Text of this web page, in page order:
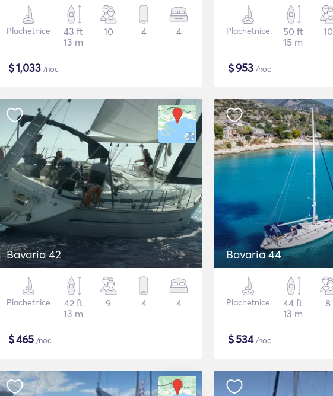
Plachetnice
43 ft
13 m
10 4 4
$1,033 /noc
Plachetnice
50 ft
15 m
10
$953 /noc
Bavaria 42
Plachetnice
42 ft
13 m
9 4 4
$465 /noc
Bavaria 44
Plachetnice
44 ft
13 m
8
$534/noc